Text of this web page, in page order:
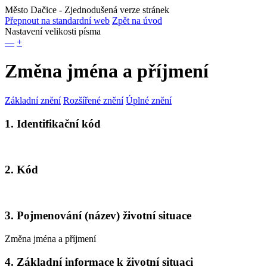
Město Dačice - Zjednodušená verze stránek
Přepnout na standardní web Zpět na úvod
Nastavení velikosti písma
— +
Změna jména a příjmení
Základní znění Rozšířené znění Úplné znění
1. Identifikační kód
2. Kód
3. Pojmenování (název) životní situace
Změna jména a příjmení
4. Základní informace k životní situaci